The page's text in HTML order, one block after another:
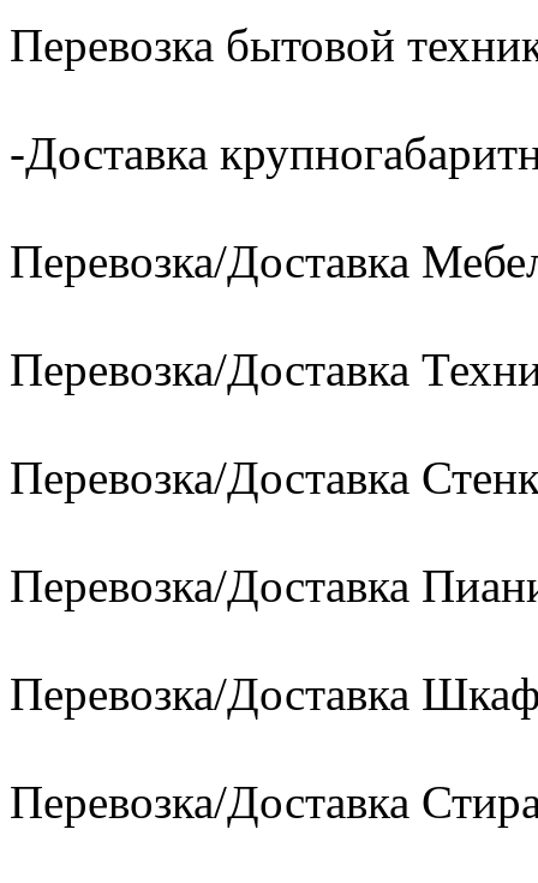
Перевозка бытовой
-Доставка
Перевозка/Доставка
Перевозка/Доставка
Перевозка/Доставка
Перевозка/Доставка
Перевозка/Доставка
Перевозка/Доставка